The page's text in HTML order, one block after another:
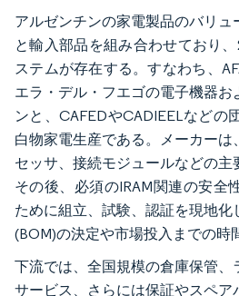
アルゼンチンの家電製品のバリ
と輸入部品を組み合わせており
ステムが存在する。すなわち、
エラ・デル・フエゴの電子機器お
ンと、CAFEDやCADIEELなどの
白物家電生産である。メーカーは
セッサ、接続モジュールなどの主
その後、必須のIRAM関連の安全
ために組立、試験、認証を現地
(BOM)の決定や市場投入までの時
下流では、全国規模の倉庫保管、
サービス、さらには保証やスペア